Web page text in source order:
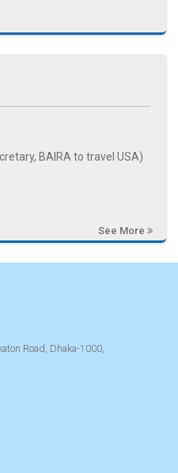
BAIRA to travel USA)
See More
Road, Dhaka-1000,